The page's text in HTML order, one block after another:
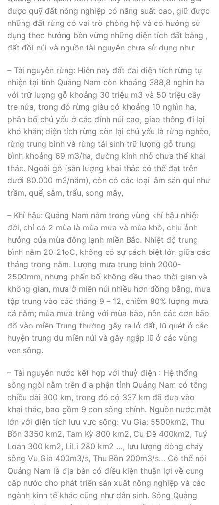
được quỹ đất nông nghiệp có năng suất cao, giữ được
những đất rừng có vai trò phòng hộ và có hướng sử
dụng theo hướng bền vững những diện tích đất bằng ,
đất đồi núi và nguồn tài nguyên chưa sử dụng như:
– Tài nguyên rừng: Hiện nay đất đai diện tích rừng tự
nhiện tại tỉnh Quảng Nam còn khoảng 388,8 nghìn ha
với trữ lượng gỗ khoảng 30 triệu m3 và 50 triệu cây
tre nứa, trong đó rừng giàu có khoảng 10 nghìn ha,
phân bố chủ yếu ở các đỉnh núi cao, giao thông đi lại
khó khăn; diện tích rừng còn lại chủ yếu là rừng nghèo,
rừng trung bình và rừng tái sinh trữ lượng gỗ trung
bình khoảng 69 m3/ha, đường kính nhỏ chưa thể khai
thác. Ngoài gỗ (sản lượng khai thác có thể đạt trên
dưới 80.000 m3/năm), còn có các loại lâm sản quí như
trầm, quế, sâm, trẩu, song mây,
– Khí hậu: Quảng Nam nằm trong vùng khí hậu nhiệt
đới, chỉ có 2 mùa là mùa mưa và mùa khô, chịu ảnh
hưởng của mùa đông lạnh miền Bắc. Nhiệt độ trung
bình năm 20-21oC, không có sự cách biệt lớn giữa các
tháng trong năm. Lượng mưa trung bình 2000-
2500mm, nhưng phấn bố không đều theo thời gian và
không gian, mưa ở miền núi nhiều hơn đồng bằng, mưa
tập trung vào các tháng 9 – 12, chiếm 80% lượng mưa
cả năm; mùa mưa trùng với mùa bão, nên các cơn bão
đổ vào miền Trung thường gây ra lở đất, lũ quét ở các
huyện trung du miền núi và gây ngập lũ ở các vùng
ven sông.
– Tài nguyên nước kết hợp với thuỷ điện : Hệ thống
sông ngòi nằm trên địa phận tỉnh Quảng Nam có tổng
chiều dài 900 km, trong đó có 337 km đã đưa vào
khai thác, bao gồm 9 con sông chính. Nguồn nước mặt
lớn với diện tích lưu vực sông: Vu Gia: 5500km2, Thu
Bồn 3350 km2, Tam Kỳ 800 km2, Cu Đê 400km2, Tuý
Loan 300 km2, LiLi 280 km2 …, lưu lượng dòng chảy
sông Vu Gia 400m3/s, Thu Bồn 200m3/s… Có thể nói
Quảng Nam là địa bàn có điều kiện thuận lợi về cung
cấp nước cho phát triển sản xuất nông nghiệp và các
ngành kinh tế khác cũng như dân sinh. Sông Quảng